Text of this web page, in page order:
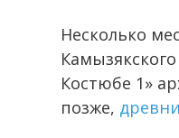
Несколько
Костюбе 1»
позже,